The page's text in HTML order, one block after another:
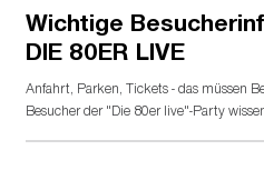
Wichtige
DIE 80ER LIVE
Anfahrt, Parken, Tickets - das müssen
Besucher der "Die 80er live"-Party